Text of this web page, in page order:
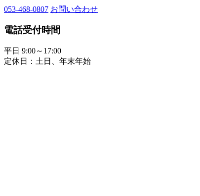
053-468-0807 お問い合わせ
電話受付時間
平日 9:00～17:00
定休日：土日、年末年始